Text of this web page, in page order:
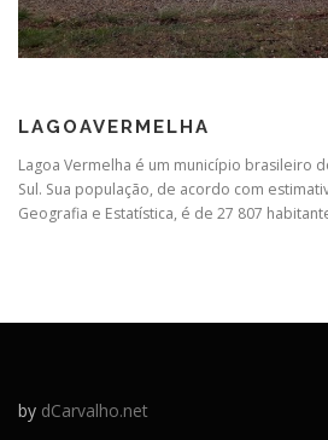
LAGOAVERMELHA
Lagoa Vermelha é um município brasileiro
Sul. Sua população, de acordo com
Geografia e Estatística, é de 27 807
by dCarvalho.net